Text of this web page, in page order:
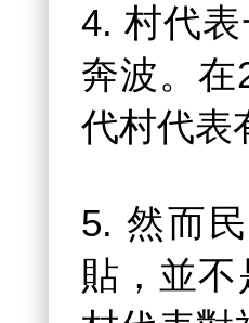
4. 村代
奔波。在
代村代表
5. 然而
貼，並